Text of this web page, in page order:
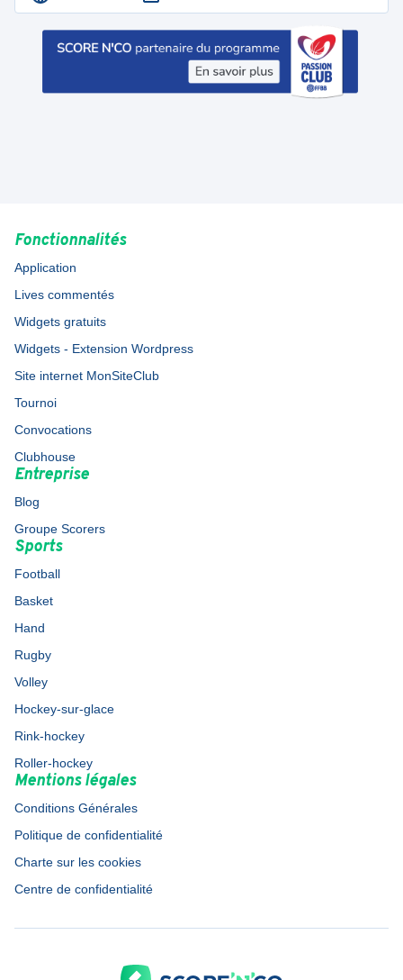
Fonctionnalités
Application
Lives commentés
Widgets gratuits
Widgets - Extension Wordpress
Site internet MonSiteClub
Tournoi
Convocations
Clubhouse
Entreprise
Blog
Groupe Scorers
Sports
Football
Basket
Hand
Rugby
Volley
Hockey-sur-glace
Rink-hockey
Roller-hockey
Mentions légales
Conditions Générales
Politique de confidentialité
Charte sur les cookies
Centre de confidentialité